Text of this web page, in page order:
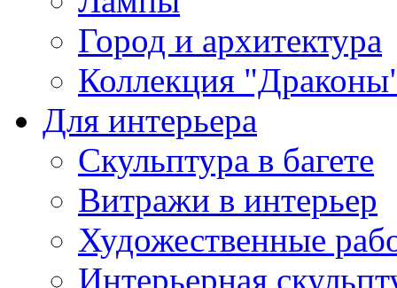
Город и архитектура
Коллекция
Для интерьера
Скульптура в багете
Витражи в интерьер
Художественные
Интерьерная